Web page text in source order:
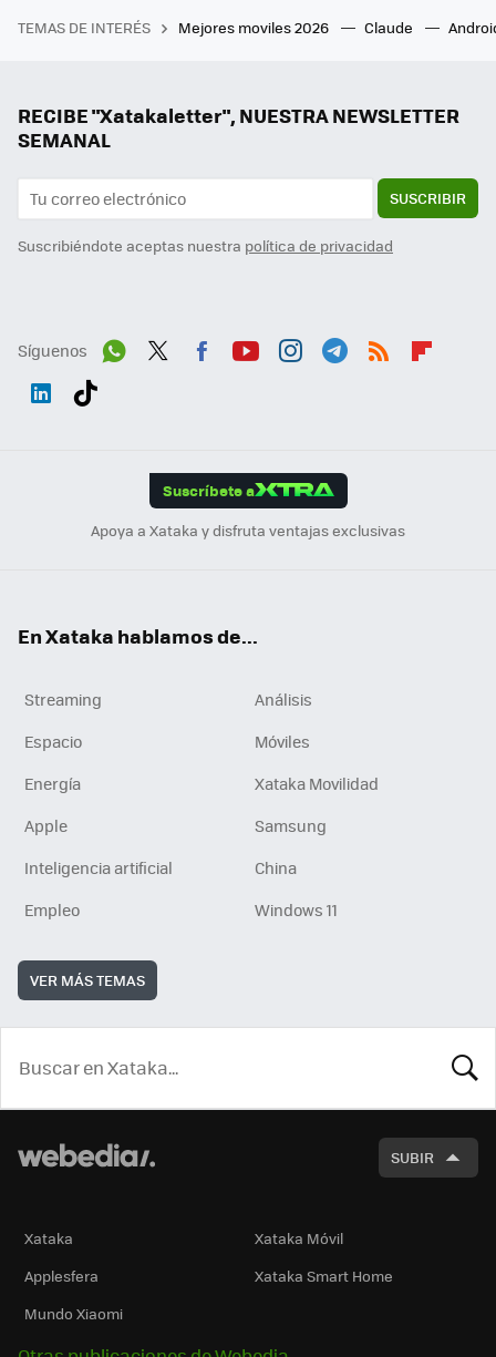
TEMAS DE INTERÉS Mejores moviles 2026 Claude
RECIBE "Xatakaletter", NUESTRA NEWSLETTER
SEMANAL
SUSCRIBIR
Suscribiéndote aceptas nuestra política de privacidad
Síguenos
Suscríbete a
Apoya a Xataka y disfruta ventajas exclusivas
En Xataka hablamos de...
Streaming
Análisis
Espacio
Móviles
Energía
Xataka Movilidad
Apple
Samsung
Inteligencia artificial
China
Empleo
Windows 11
VER MÁS TEMAS
SUBIR
Xataka
Xataka Móvil
Applesfera
Xataka Smart Home
Mundo Xiaomi